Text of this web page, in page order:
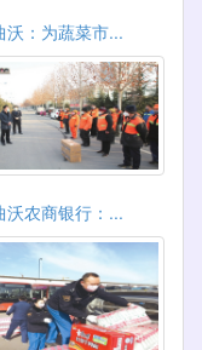
沃：为蔬菜市...
沃农商银行：...